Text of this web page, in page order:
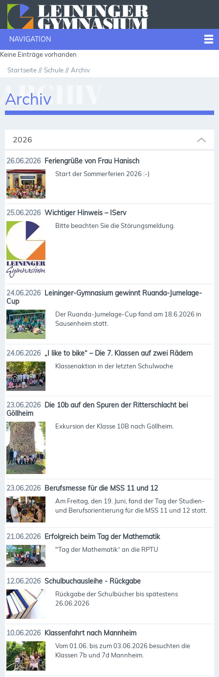
NAVIGATION
Keine Einträge vorhanden
Startseite Schule Archiv
Archiv
2026
26.06.2026 Feriengrüße von Frau Hanisch
Start der Sommerferien 2026 :-)
25.06.2026 Wichtiger Hinweis – IServ
Bitte beachten Sie die Störungsmeldung.
24.06.2026 Leininger-Gymnasium gewinnt Ruanda-Jumelage-
Cup
Der Ruanda-Jumelage-Cup fand am 18.6.2026 in
Sausenheim statt.
24.06.2026 „I like to bike“ – Die 7. Klassen auf zwei Rädern
Klassenaktion in der letzten Schulwoche
23.06.2026 Die 10b auf den Spuren der Ritterschlacht bei
Göllheim
Exkursion der Klasse 10B nach Göllheim.
23.06.2026 Berufsmesse für die MSS 11 und 12
Am Freitag, den 19. Juni, fand der Tag der Studien-
und Berufsorientierung für die MSS 11 und 12 statt.
21.06.2026 Erfolgreich beim Tag der Mathematik
"Tag der Mathematik“ an die RPTU
12.06.2026 Schulbuchausleihe - Rückgabe
Rückgabe der Schulbücher bis spätestens
26.06.2026
10.06.2026 Klassenfahrt nach Mannheim
Vom 01.06. bis zum 03.06.2026 besuchten die
Klassen 7b und 7d Mannheim.